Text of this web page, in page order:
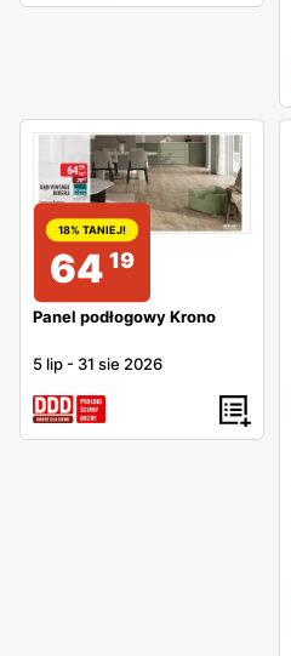
18% TANIEJ!
64 19
Panel podłogowy Krono
5 lip - 31 sie 2026